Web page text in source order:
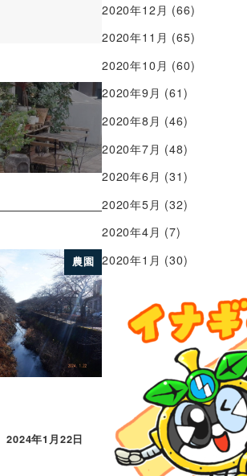
農園
2024年1月22日
2020年12月 (66)
2020年11月 (65)
2020年10月 (60)
2020年9月 (61)
2020年8月 (46)
2020年7月 (48)
2020年6月 (31)
2020年5月 (32)
2020年4月 (7)
2020年1月 (30)